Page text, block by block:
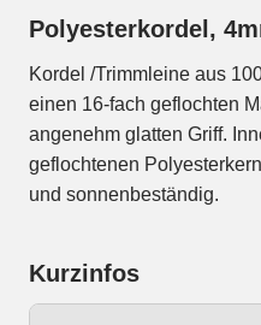
Polyesterkordel,
Kordel /Trimmleine aus
einen 16-fach geflochten
angenehm glatten Griff.
geflochtenen
und sonnenbeständig.
Kurzinfos